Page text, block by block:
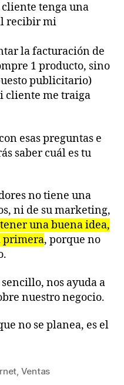
cliente tenga una
recibir mi
la facturación de
1 producto, sino
publicitario)
cliente me traiga
esas preguntas e
saber cuál es tu
no tiene una
ni de su marketing,
una buena idea,
primera, porque no
nos ayuda a
nuestro negocio.
no se planea, es el
, Ventas